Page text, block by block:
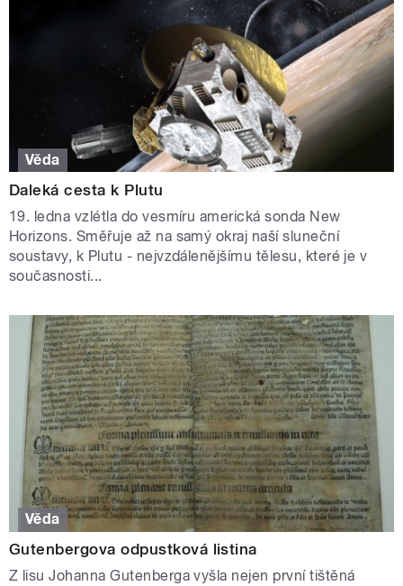
Věda
Daleká cesta k Plutu
19. ledna vzlétla do vesmíru americká sonda New
Horizons. Směřuje až na samý okraj naší sluneční
soustavy, k Plutu - nejvzdálenějšímu tělesu, které je v
současnosti...
Věda
Gutenbergova odpustková listina
Z lisu Johanna Gutenberga vyšla nejen první tištěná